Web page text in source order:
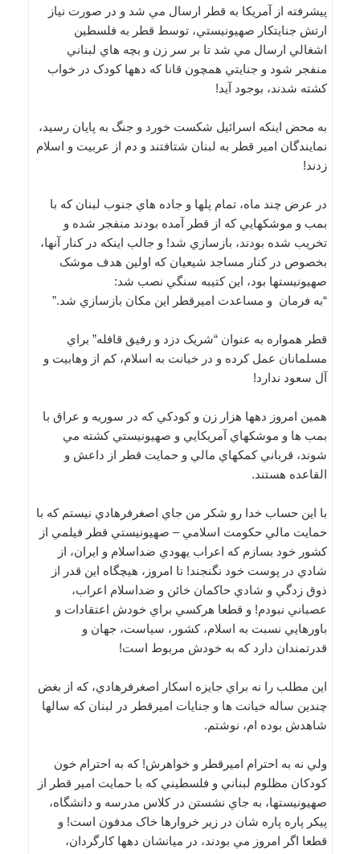
پيشرفته از آمريکا به قطر ارسال مي شد و در صورت نياز
ارتش جنايتکار صهيونيستي، توسط قطر به فلسطين
اشغالي ارسال مي شد تا بر سر زن و بچه هاي لبناني
منفجر شود و جنايتي همچون قانا که دهها کودک در خواب
کشته شدند، بوجود آيد!
به محض اينکه اسرائيل شکست خورد و جنگ به پايان رسيد،
نمايندگان امير قطر به لبنان شتافتند و دم از عربيت و اسلام
زدند!
در عرض چند ماه، تمام پلها و جاده هاي جنوب لبنان که با
بمب و موشکهايي که از قطر آمده بودند منفجر شده و
تخريب شده بودند، بازسازي شد! و جالب اينکه در کنار آنها،
بخصوص در کنار مساجد شيعيان که اولين هدف موشک
صهيونيستها بود، اين کتيبه سنگي نصب شد:
“به فرمان و مساعدت اميرقطر اين مکان بازسازي شد.”
قطر همواره به عنوان “شريک دزد و رفيق قافله” براي
مسلمانان عمل کرده و در خيانت به اسلام، کم از وهابيت و
آل سعود ندارد!
همين امروز دهها هزار زن و کودکي که در سوريه و عراق با
بمب ها و موشکهاي آمريکايي و صهيونيستي کشته مي
شوند، قرباني کمکهاي مالي و حمايت قطر از داعش و
القاعده هستند.
با اين حساب خدا رو شکر من جاي اصغرفرهادي نيستم که با
حمايت مالي حکومت اسلامي – صهيونيستي قطر فيلمي از
کشور خود بسازم که اعراب يهودي ضداسلام و ايران، از
شادي در پوست خود نگنجند! تا امروز، هيچگاه اين قدر از
ذوق زدگي و شادي حاکمان خائن و ضداسلام اعراب،
عصباني نبودم! و قطعا هرکسي براي خودش اعتقادات و
باورهايي نسبت به اسلام، کشور، سياست، جهان و
قدرتمندان دارد که به خودش مربوط است!
اين مطلب را نه براي جايزه اسکار اصغرفرهادي، که از بغض
چندين ساله خيانت ها و جنايات اميرقطر در لبنان که سالها
شاهدش بوده ام، نوشتم.
ولي نه به احترام اميرقطر و خواهرش! که به احترام خون
کودکان مظلوم لبناني و فلسطيني که با حمايت امير قطر از
صهيونيستها، به جاي نشستن در کلاس مدرسه و دانشگاه،
پيکر پاره پاره شان در زير خروارها خاک مدفون است! و
قطعا اگر امروز مي بودند، در ميانشان دهها کارگردان،